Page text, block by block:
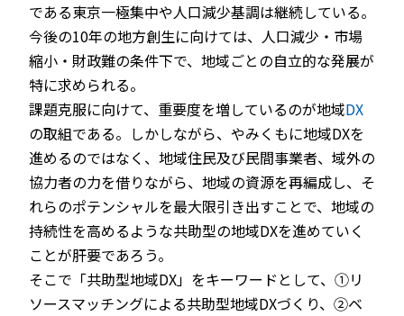
である東京一極集中や人口減少基調は継続している。
今後の10年の地方創生に向けては、人口減少・市場
縮小・財政難の条件下で、地域ごとの自立的な発展が
特に求められる。
課題克服に向けて、重要度を増しているのが地域DX
の取組である。しかしながら、やみくもに地域DXを
進めるのではなく、地域住民及び民間事業者、域外の
協力者の力を借りながら、地域の資源を再編成し、そ
れらのポテンシャルを最大限引き出すことで、地域の
持続性を高めるような共助型の地域DXを進めていく
ことが肝要であろう。
そこで「共助型地域DX」をキーワードとして、①リ
ソースマッチングによる共助型地域DXづくり、②ベ